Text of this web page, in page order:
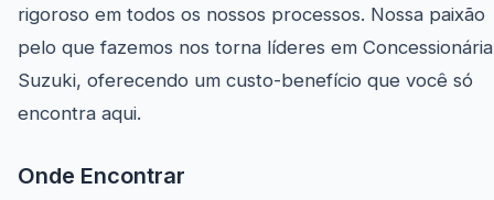
rigoroso em todos os nossos processos. Nossa paixão
pelo que fazemos nos torna líderes em Concessionária
Suzuki, oferecendo um custo-benefício que você só
encontra aqui.
Onde Encontrar